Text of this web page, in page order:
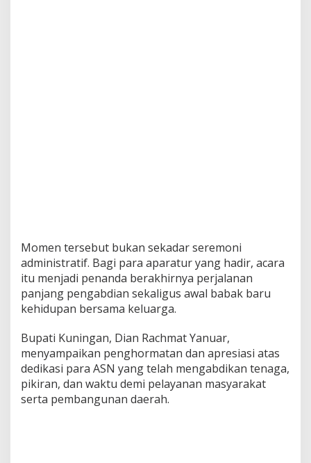
Momen tersebut bukan sekadar seremoni
administratif. Bagi para aparatur yang hadir, acara
itu menjadi penanda berakhirnya perjalanan
panjang pengabdian sekaligus awal babak baru
kehidupan bersama keluarga.
Bupati Kuningan, Dian Rachmat Yanuar,
menyampaikan penghormatan dan apresiasi atas
dedikasi para ASN yang telah mengabdikan tenaga,
pikiran, dan waktu demi pelayanan masyarakat
serta pembangunan daerah.